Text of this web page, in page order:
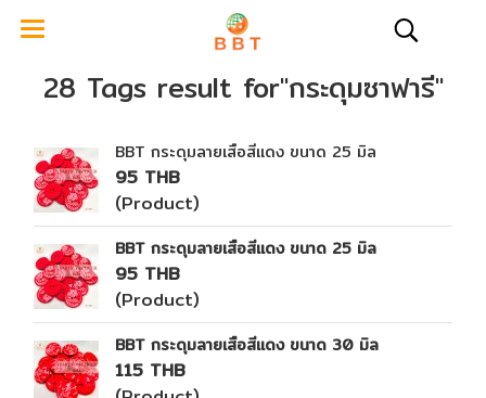
28 Tags result for"กระดุมซาฟารี"
BBT กระดุมลายเสือสีแดง ขนาด 25 มิล
95 THB
(Product)
BBT กระดุมลายเสือสีแดง ขนาด 25 มิล
95 THB
(Product)
BBT กระดุมลายเสือสีแดง ขนาด 30 มิล
115 THB